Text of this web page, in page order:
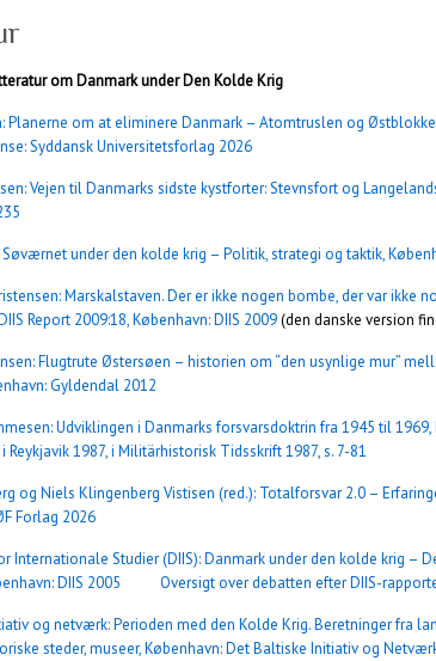
om Danmark under Den Kolde Krig
Planerne om at eliminere Danmark – Atomtruslen og
Syddansk Universitetsforlag 2026
Vejen til Danmarks sidste kystforter: Stevnsfort og
under den kolde krig – Politik, strategi og taktik,
Marskalstaven. Der er ikke nogen bombe, der var ikke
Report 2009:18, København: DIIS 2009(den danske version
Flugtrute Østersøen – historien om “den usynlige mur”
Gyldendal 2012
Udviklingen i Danmarks forsvarsdoktrin fra 1945 til
1987, i Militärhistorisk Tidsskrift 1987, s. 7-81
og Niels Klingenberg Vistisen (red.): Totalforsvar 2.0 –
Forlag 2026
Internationale Studier (DIIS): Danmark under den kolde krig –
DIIS 2005
Oversigt over debatten efter DIIS-
og netværk: Perioden med den Kolde Krig. Beretninger fra
steder, museer, København: Det Baltiske Initiativ og